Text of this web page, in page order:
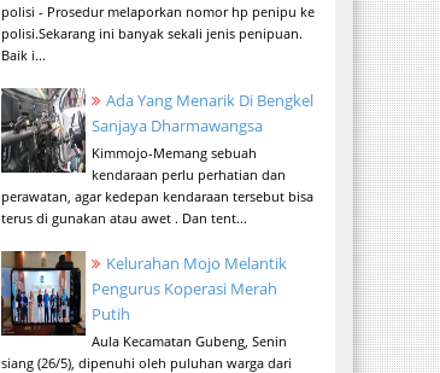
polisi - Prosedur melaporkan nomor hp penipu ke
polisi.Sekarang ini banyak sekali jenis penipuan.
Baik i...
Ada Yang Menarik Di Bengkel
Sanjaya Dharmawangsa
Kimmojo-Memang sebuah
kendaraan perlu perhatian dan
perawatan, agar kedepan kendaraan tersebut bisa
terus di gunakan atau awet . Dan tent...
Kelurahan Mojo Melantik
Pengurus Koperasi Merah
Putih
Aula Kecamatan Gubeng, Senin
siang (26/5), dipenuhi oleh puluhan warga dari